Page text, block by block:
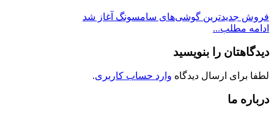
فروش جدیدترین گوشی‌های سامسونگ آغاز شد
ادامه مطلب...
دیدگاهتان را بنویسید
لطفا برای ارسال دیدگاه وارد حساب کاربری.
درباره ما